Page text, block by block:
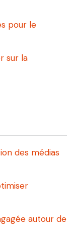
pour le
sur la
des médias
autour de